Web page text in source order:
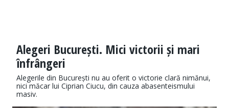
Alegeri București. Mici victorii și mari
înfrângeri
Alegerile din București nu au oferit o victorie clară nimănui,
nici măcar lui Ciprian Ciucu, din cauza abasenteismului
masiv.